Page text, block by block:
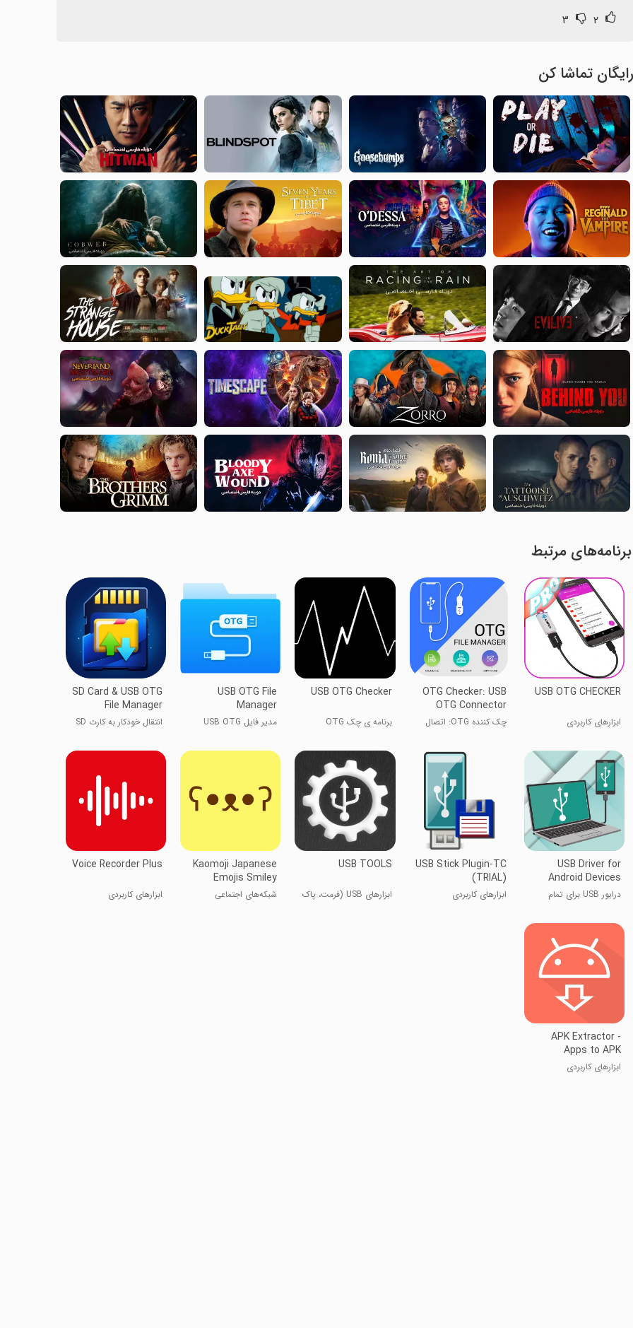
۲ ۳
رایگان تماشا کن
برنامه‌های مرتبط
USB OTG CHECKER
ابزارهای کاربردی
OTG Checker: USB
OTG Connector
چک کننده OTG: اتصال
USB OTG Checker
برنامه ی چک OTG
USB OTG File
Manager
مدیر فایل USB OTG
SD Card & USB OTG
File Manager
انتقال خودکار به کارت SD
USB Driver for
Android Devices
درایور USB برای تمام
USB Stick Plugin-TC
(TRIAL)
ابزارهای کاربردی
USB TOOLS
ابزارهای USB (فرمت، پاک
Kaomoji Japanese
Emojis Smiley
شبکه‌های اجتماعی
Voice Recorder Plus
ابزارهای کاربردی
APK Extractor -
Apps to APK
ابزارهای کاربردی